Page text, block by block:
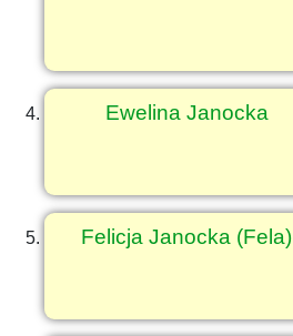
Ewelina Janocka
Felicja Janocka (Fela)